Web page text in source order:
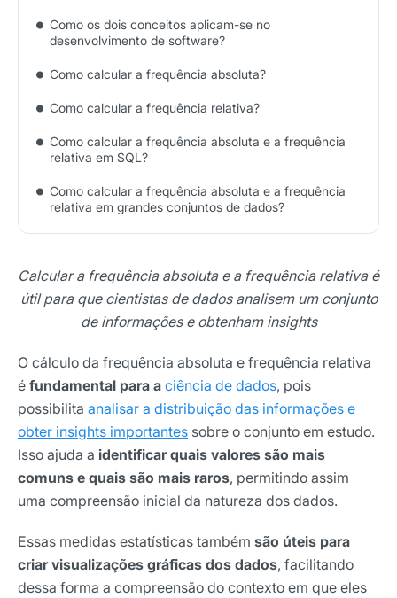
Como os dois conceitos aplicam-se no
desenvolvimento de software?
Como calcular a frequência absoluta?
Como calcular a frequência relativa?
Como calcular a frequência absoluta e a frequência
relativa em SQL?
Como calcular a frequência absoluta e a frequência
relativa em grandes conjuntos de dados?
Calcular a frequência absoluta e a frequência relativa é
útil para que cientistas de dados analisem um conjunto
de informações e obtenham insights
O cálculo da frequência absoluta e frequência relativa
é fundamental para a ciência de dados, pois
possibilita analisar a distribuição das informações e
obter insights importantes sobre o conjunto em estudo.
Isso ajuda a identificar quais valores são mais
comuns e quais são mais raros, permitindo assim
uma compreensão inicial da natureza dos dados.
Essas medidas estatísticas também são úteis para
criar visualizações gráficas dos dados, facilitando
dessa forma a compreensão do contexto em que eles